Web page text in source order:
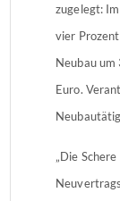
zugelegt:
vier
Neubau
Euro.
„Die